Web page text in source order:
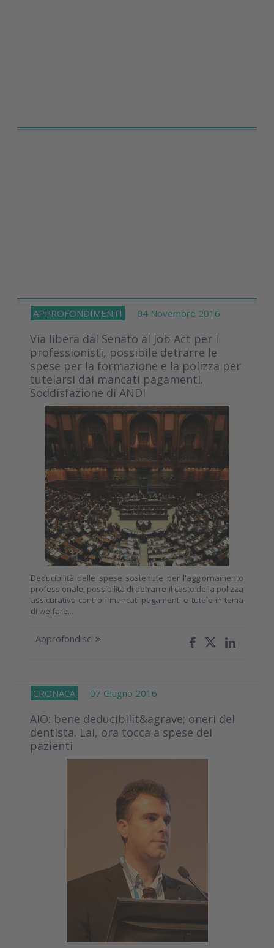
APPROFONDIMENTI 04 Novembre 2016
Via libera dal Senato al Job Act per i
professionisti, possibile detrarre le
spese per la formazione e la polizza per
tutelarsi dai mancati pagamenti.
Soddisfazione di ANDI
Deducibilità delle spese sostenute per l'aggiornamento
professionale, possibilità di detrarre il costo della polizza
assicurativa contro i mancati pagamenti e tutele in tema
di welfare...
Approfondisci
CRONACA 07 Giugno 2016
AIO: bene deducibilit&agrave; oneri del
dentista. Lai, ora tocca a spese dei
pazienti